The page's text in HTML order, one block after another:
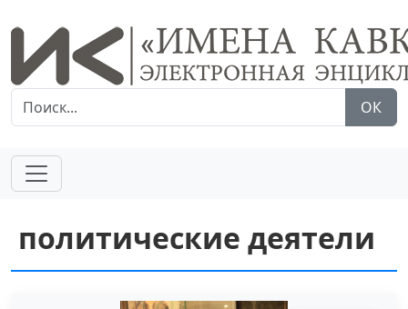
ОК
политические деятели